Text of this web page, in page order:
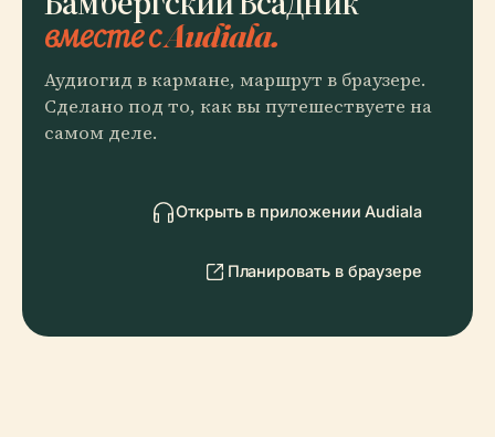
вместе с Audiala.
Аудиогид в кармане, маршрут в браузере.
Сделано под то, как вы путешествуете на
самом деле.
Открыть в приложении Audiala
Планировать в браузере